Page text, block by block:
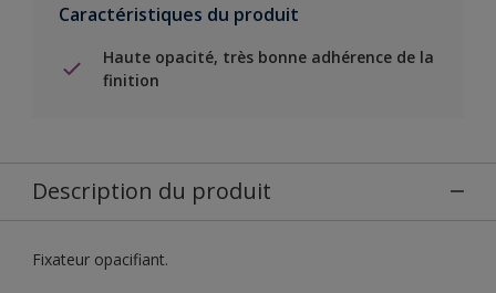
Caractéristiques du produit
Haute opacité, très bonne adhérence de la
finition
Description du produit
Fixateur opacifiant.